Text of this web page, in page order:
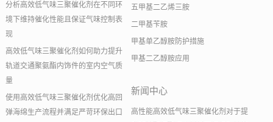
分析高效低气味三聚催化剂在不同环
境下维持催化性能且保证气味控制表
现
高效低气味三聚催化剂如何助力提升
轨道交通聚氨酯内饰件的室内空气质
量
使用高效低气味三聚催化剂优化高回
弹海绵生产流程并满足严苛环保出口
五甲基二乙烯三胺
二甲基苄胺
甲基单乙醇胺防护措施
甲基二乙醇胺应用
新闻中心
高性能高效低气味三聚催化剂对于提